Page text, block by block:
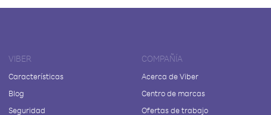
VIBER
Características
Blog
Seguridad
COMPAÑÍA
Acerca de Viber
Centro de marcas
Ofertas de trabajo